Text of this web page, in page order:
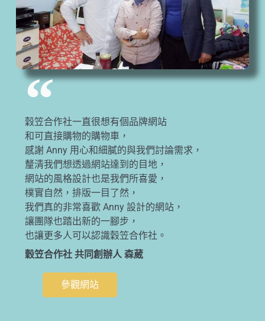
穀笠合作社一直很想有個品牌網站
和可直接購物的購物車，
感謝 Anny 用心和細膩的與我們討論需求，
釐清我們想透過網站達到的目地，
網站的風格設計也是我們所喜愛，
樸實自然，排版一目了然，
我們真的非常喜歡 Anny 設計的網站，
讓團隊也踏出新的一腳步，
也讓更多人可以認識穀笠合作社。
穀笠合作社 共同創辦人 森葳
參觀網站